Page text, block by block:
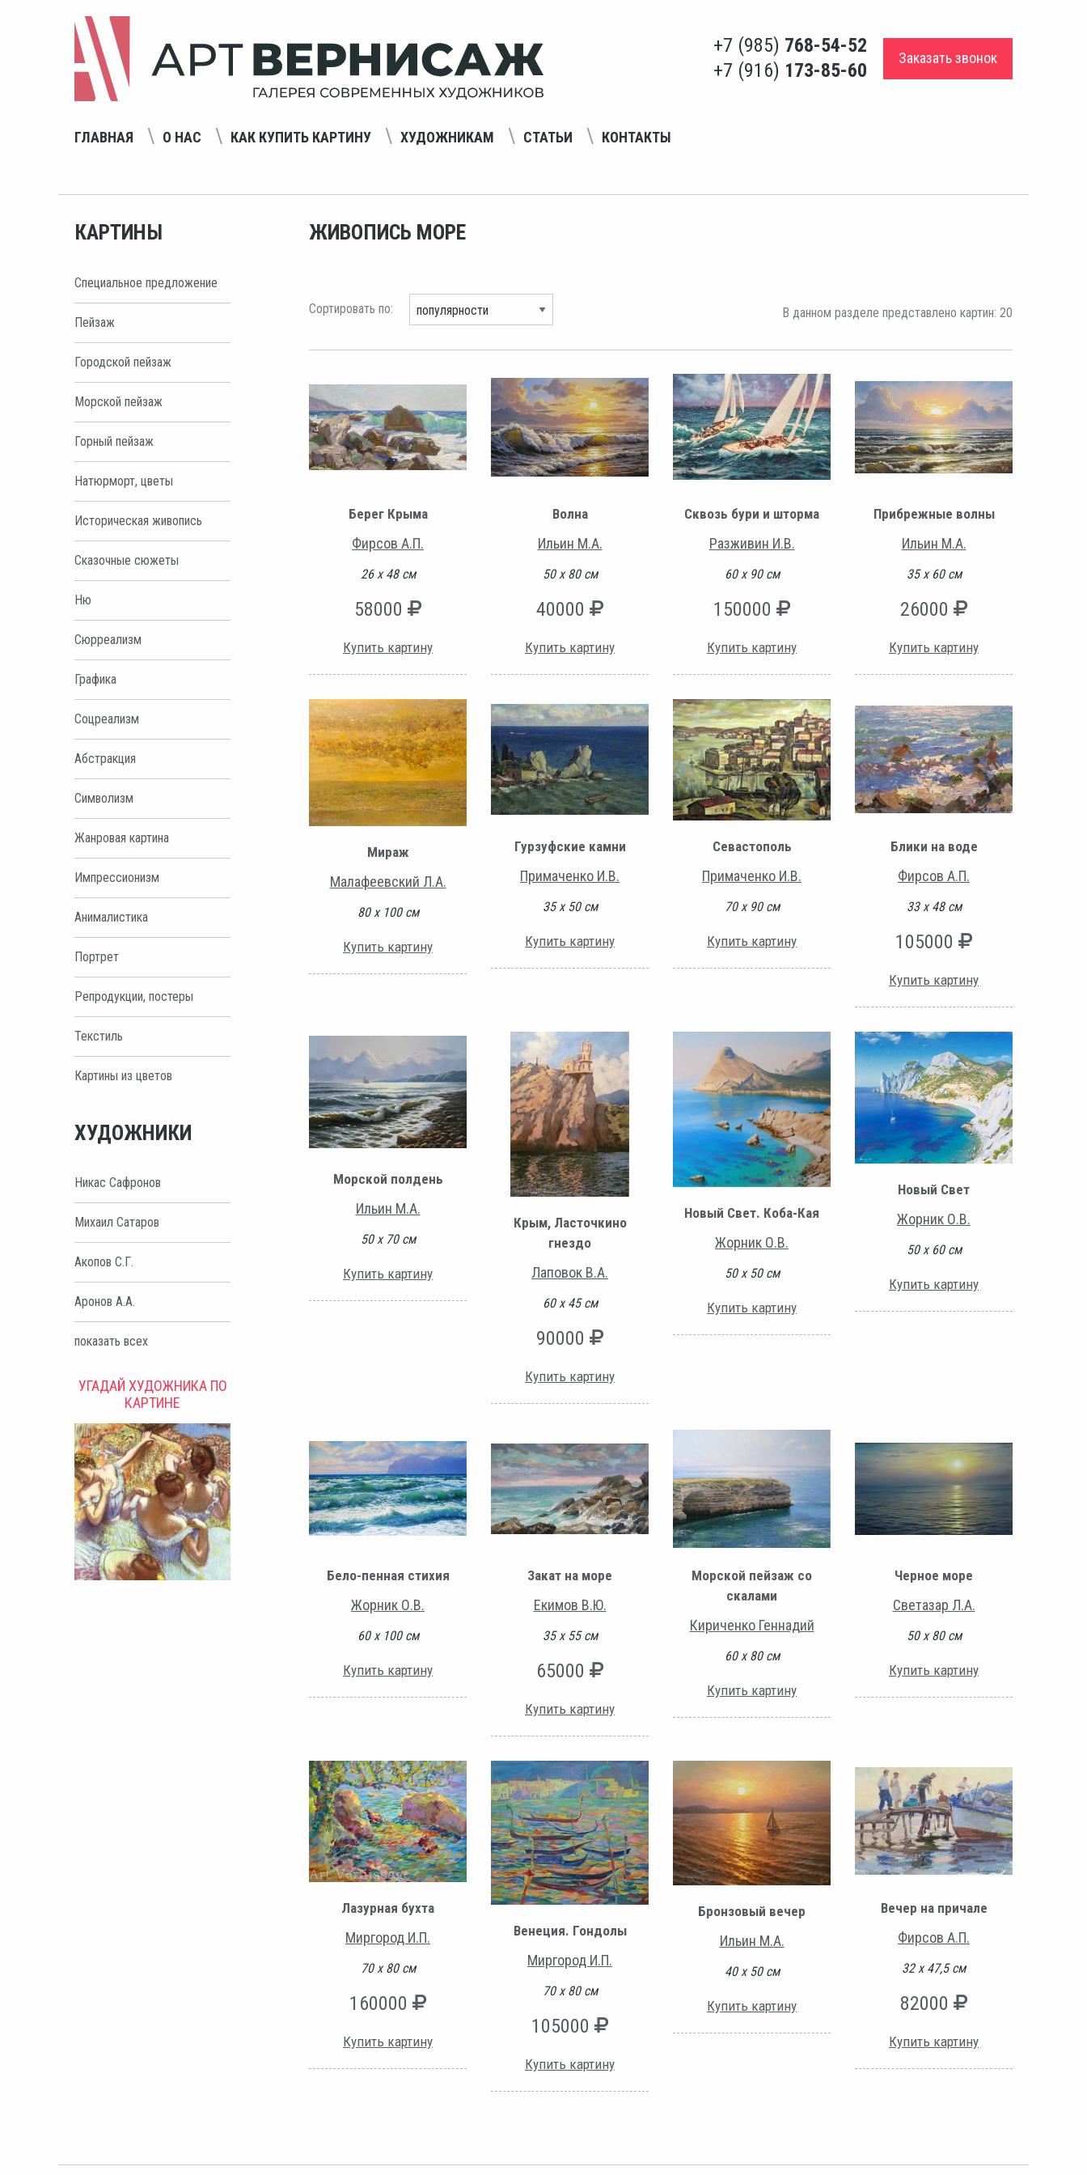
+7 (985) 768-54-52
+7 (916) 173-85-60
Заказать звонок
ГЛАВНАЯ О НАС КАК КУПИТЬ КАРТИНУ ХУДОЖНИКАМ СТАТЬИ КОНТАКТЫ
КАРТИНЫ
Специальное предложение
Пейзаж
Городской пейзаж
Морской пейзаж
Горный пейзаж
Натюрморт, цветы
Историческая живопись
Сказочные сюжеты
Ню
Сюрреализм
Графика
Соцреализм
Абстракция
Символизм
Жанровая картина
Импрессионизм
Анималистика
Портрет
Репродукции, постеры
Текстиль
Картины из цветов
ХУДОЖНИКИ
Никас Сафронов
Михаил Сатаров
Акопов С.Г.
Аронов А.А.
показать всех
УГАДАЙ ХУДОЖНИКА ПО
КАРТИНЕ
ЖИВОПИСЬ МОРЕ
Сортировать по: В данном разделе представлено картин: 20
Берег Крыма
Фирсов А.П.
26 х 48 см
58000
Купить картину
Волна
Ильин М.А.
50 х 80 см
40000
Купить картину
Сквозь бури и шторма
Разживин И.В.
60 х 90 см
150000
Купить картину
Прибрежные волны
Ильин М.А.
35 х 60 см
26000
Купить картину
Мираж
Малафеевский Л.А.
80 х 100 см
Купить картину
Гурзуфские камни
Примаченко И.В.
35 х 50 см
Купить картину
Севастополь
Примаченко И.В.
70 х 90 см
Купить картину
Блики на воде
Фирсов А.П.
33 х 48 см
105000
Купить картину
Морской полдень
Ильин М.А.
50 х 70 см
Купить картину
Крым, Ласточкино
гнездо
Лаповок В.А.
60 х 45 см
90000
Купить картину
Новый Свет. Коба-Кая
Жорник О.В.
50 х 50 см
Купить картину
Новый Свет
Жорник О.В.
50 х 60 см
Купить картину
Бело-пенная стихия
Жорник О.В.
60 х 100 см
Купить картину
Закат на море
Екимов В.Ю.
35 х 55 см
65000
Купить картину
Морской пейзаж со
скалами
Кириченко Геннадий
60 х 80 см
Купить картину
Черное море
Светазар Л.А.
50 х 80 см
Купить картину
Лазурная бухта
Миргород И.П.
70 х 80 см
160000
Купить картину
Венеция. Гондолы
Миргород И.П.
70 х 80 см
105000
Купить картину
Бронзовый вечер
Ильин М.А.
40 х 50 см
Купить картину
Вечер на причале
Фирсов А.П.
32 х 47,5 см
82000
Купить картину